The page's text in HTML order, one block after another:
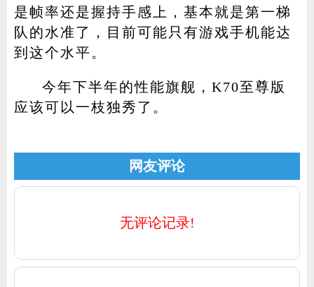
是帧率还是握持手感上，基本就是第一梯
队的水准了，目前可能只有游戏手机能达
到这个水平。
今年下半年的性能旗舰，K70至尊版
应该可以一枝独秀了。
网友评论
无评论记录!